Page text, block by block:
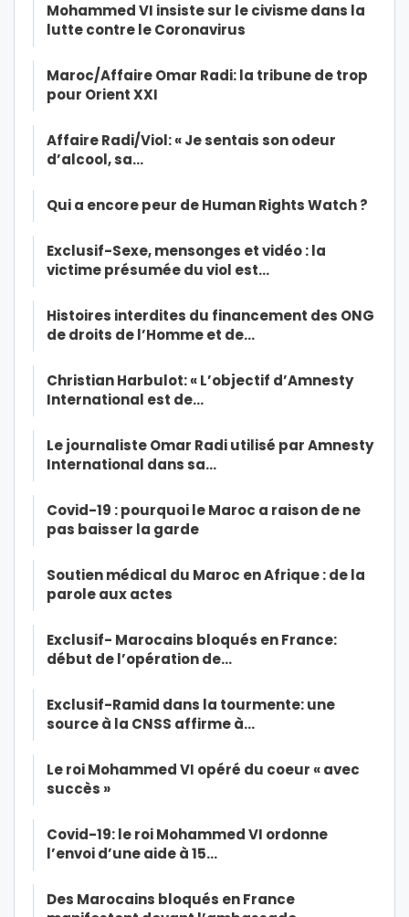
Mohammed VI insiste sur le civisme dans la
lutte contre le Coronavirus
Maroc/Affaire Omar Radi: la tribune de trop
pour Orient XXI
Affaire Radi/Viol: « Je sentais son odeur
d’alcool, sa…
Qui a encore peur de Human Rights Watch ?
Exclusif-Sexe, mensonges et vidéo : la
victime présumée du viol est…
Histoires interdites du financement des ONG
de droits de l’Homme et de…
Christian Harbulot: « L’objectif d’Amnesty
International est de…
Le journaliste Omar Radi utilisé par Amnesty
International dans sa…
Covid-19 : pourquoi le Maroc a raison de ne
pas baisser la garde
Soutien médical du Maroc en Afrique : de la
parole aux actes
Exclusif- Marocains bloqués en France:
début de l’opération de…
Exclusif-Ramid dans la tourmente: une
source à la CNSS affirme à…
Le roi Mohammed VI opéré du coeur « avec
succès »
Covid-19: le roi Mohammed VI ordonne
l’envoi d’une aide à 15…
Des Marocains bloqués en France